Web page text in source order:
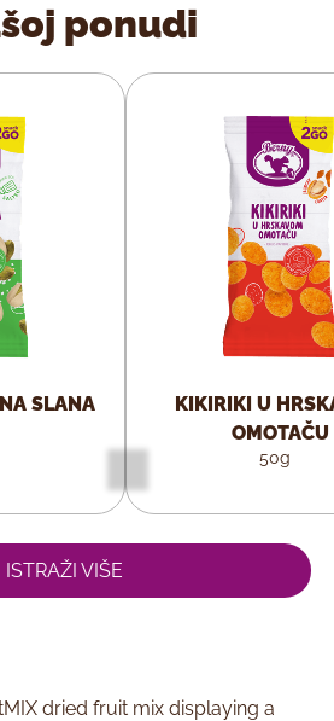
ponudi
SLANA
KIKIRIKI U
OMOTAČU
50g
ISTRAŽI VIŠE